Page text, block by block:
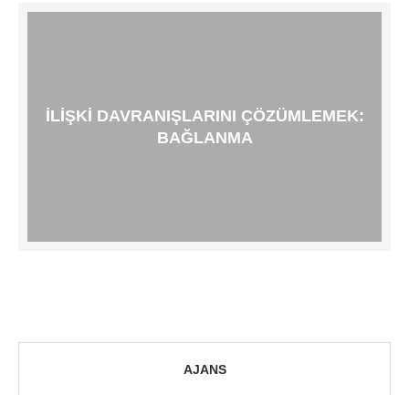
İLIŞKI DAVRANIŞLARINI ÇÖZÜMLEMEK:
BAĞLANMA
AJANS